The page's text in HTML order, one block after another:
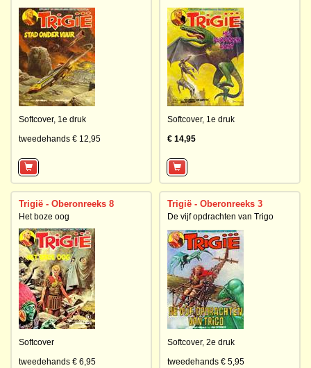
Softcover, 1e druk
tweedehands € 12,95
Softcover, 1e druk
€ 14,95
Trigië - Oberonreeks 8
Het boze oog
Softcover
tweedehands € 6,95
Trigië - Oberonreeks 3
De vijf opdrachten van Trigo
Softcover, 2e druk
tweedehands € 5,95